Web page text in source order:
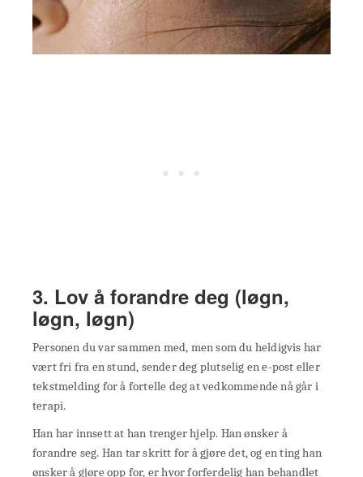
3. Lov å forandre deg (løgn,
løgn, løgn)
Personen du var sammen med, men som du heldigvis har
vært fri fra en stund, sender deg plutselig en e-post eller
tekstmelding for å fortelle deg at vedkommende nå går i
terapi.
Han har innsett at han trenger hjelp. Han ønsker å
forandre seg. Han tar skritt for å gjøre det, og en ting han
ønsker å gjøre opp for, er hvor forferdelig han behandlet